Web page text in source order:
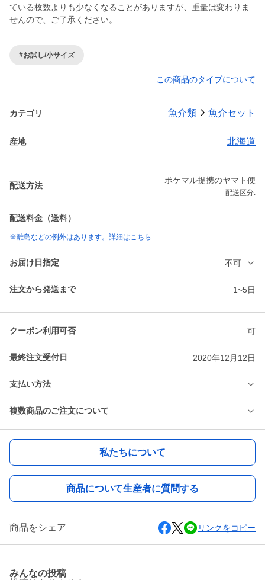
ている枚数よりも少なくなることがありますが、重量は変わりま
せんので、ご了承ください。
#お試し/小サイズ
この商品のタイプについて
カテゴリ 魚介類 魚介セット
産地 北海道
配送方法
ポケマル提携のヤマト便
配送区分:
配送料金（送料）
※離島などの例外はあります。詳細はこちら
お届け日指定 不可
注文から発送まで 1~5日
クーポン利用可否 可
最終注文受付日 2020年12月12日
支払い方法
複数商品のご注文について
私たちについて
商品について生産者に質問する
商品をシェア リンクをコピー
みんなの投稿